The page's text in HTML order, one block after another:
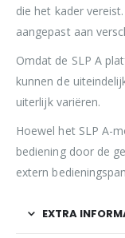
die het kader
aangepast aan
Omdat de SLP A
kunnen de
uiterlijk variëren.
Hoewel het SLP A-
bediening door de
extern
EXTRA